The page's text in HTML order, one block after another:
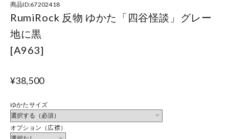
商品ID:67202418
RumiRock 反物 ゆかた「四谷怪談」グレー
地に黒
[A963]
¥38,500
ゆかたサイズ
オプション（広襟）